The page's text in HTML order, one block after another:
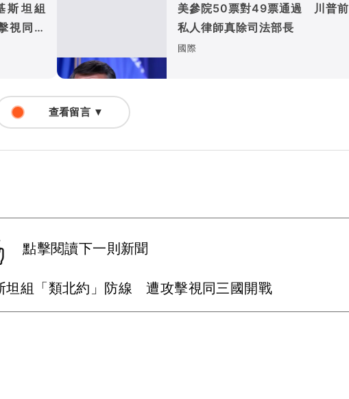
斯坦組
視同三
美參院50票對49票通過 川普前
私人律師真除司法部長
國際
查看留言 ▼
點擊閱讀下一則新聞
坦組「類北約」防線 遭攻擊視同三國開戰